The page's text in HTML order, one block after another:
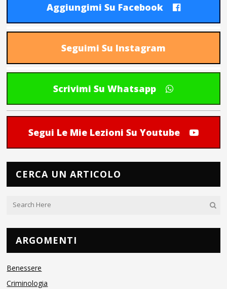
Aggiungimi Su Facebook
Seguimi Su Instagram
Scrivimi Su Whatsapp
Segui Le Mie Lezioni Su Youtube
CERCA UN ARTICOLO
ARGOMENTI
Benessere
Criminologia